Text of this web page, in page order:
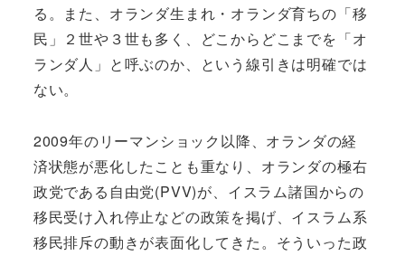
る。また、オランダ生まれ・オランダ育ちの「移
民」２世や３世も多く、どこからどこまでを「オ
ランダ人」と呼ぶのか、という線引きは明確では
ない。
2009年のリーマンショック以降、オランダの経
済状態が悪化したことも重なり、オランダの極右
政党である自由党(PVV)が、イスラム諸国からの
移民受け入れ停止などの政策を掲げ、イスラム系
移民排斥の動きが表面化してきた。そういった政